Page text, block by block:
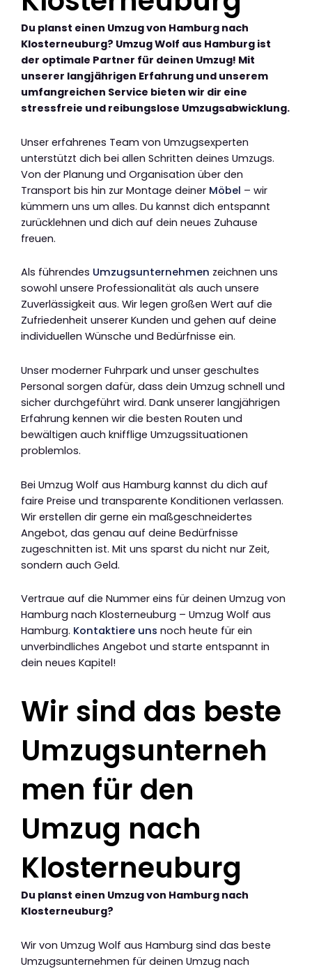
Du planst einen Umzug von Hamburg nach
Klosterneuburg? Umzug Wolf aus Hamburg ist
der optimale Partner für deinen Umzug! Mit
unserer langjährigen Erfahrung und unserem
umfangreichen Service bieten wir dir eine
stressfreie und reibungslose Umzugsabwicklung.
Unser erfahrenes Team von Umzugsexperten
unterstützt dich bei allen Schritten deines Umzugs.
Von der Planung und Organisation über den
Transport bis hin zur Montage deiner Möbel – wir
kümmern uns um alles. Du kannst dich entspannt
zurücklehnen und dich auf dein neues Zuhause
freuen.
Als führendes Umzugsunternehmen zeichnen uns
sowohl unsere Professionalität als auch unsere
Zuverlässigkeit aus. Wir legen großen Wert auf die
Zufriedenheit unserer Kunden und gehen auf deine
individuellen Wünsche und Bedürfnisse ein.
Unser moderner Fuhrpark und unser geschultes
Personal sorgen dafür, dass dein Umzug schnell und
sicher durchgeführt wird. Dank unserer langjährigen
Erfahrung kennen wir die besten Routen und
bewältigen auch knifflige Umzugssituationen
problemlos.
Bei Umzug Wolf aus Hamburg kannst du dich auf
faire Preise und transparente Konditionen verlassen.
Wir erstellen dir gerne ein maßgeschneidertes
Angebot, das genau auf deine Bedürfnisse
zugeschnitten ist. Mit uns sparst du nicht nur Zeit,
sondern auch Geld.
Vertraue auf die Nummer eins für deinen Umzug von
Hamburg nach Klosterneuburg – Umzug Wolf aus
Hamburg. Kontaktiere uns noch heute für ein
unverbindliches Angebot und starte entspannt in
dein neues Kapitel!
Wir sind das beste
Umzugsunterneh
men für den
Umzug nach
Klosterneuburg
Du planst einen Umzug von Hamburg nach
Klosterneuburg?
Wir von Umzug Wolf aus Hamburg sind das beste
Umzugsunternehmen für deinen Umzug nach